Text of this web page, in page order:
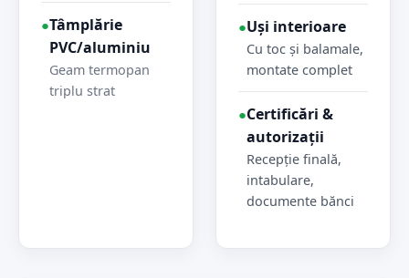
●Tâmplărie
PVC/aluminiu
Geam termopan
triplu strat
●Uși interioare
Cu toc și balamale,
montate complet
●Certificări &
autorizații
Recepție finală,
intabulare,
documente bănci